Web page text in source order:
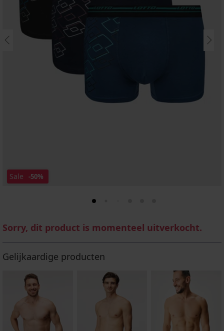
Sale -50%
Sorry, dit product is momenteel uitverkocht.
Gelijkaardige producten